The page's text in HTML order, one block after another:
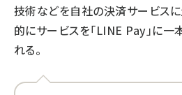
技術などを自社の決済サービス
的にサービスを「LINE Pay」に一
れる。